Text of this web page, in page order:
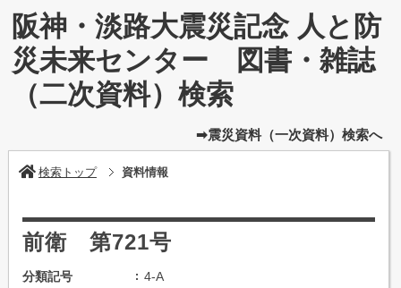
阪神・淡路大震災記念 人と防
災未来センター 図書・雑誌
（二次資料）検索
➡震災資料（一次資料）検索へ
検索トップ 資料情報
前衛 第721号
分類記号 4-A